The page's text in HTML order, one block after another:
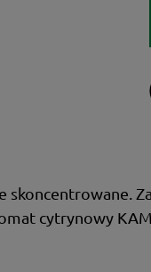
skoncentrowane.
cytrynowy